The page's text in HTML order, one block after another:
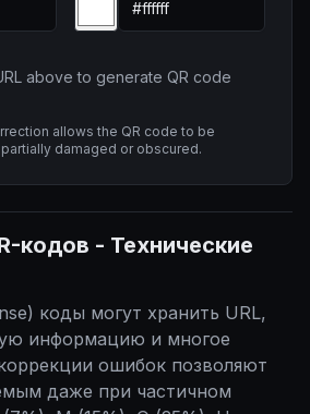
above to generate QR code
allows the QR code to be
damaged or obscured.
кодов - Технические
коды могут хранить URL,
информацию и многое
ошибок позволяют
даже при частичном